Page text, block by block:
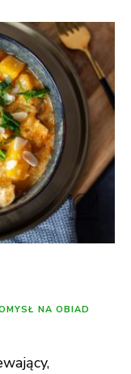
NA OBIAD